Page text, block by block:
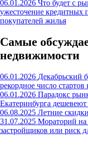
06.01.2026 Что будет с
ужесточение кредитных
покупателей жилья
Самые
недвижимости
06.01.2026 Декабрьский
рекордное число
06.01.2026 Парадокс
Екатеринбурга
06.08.2025 Летние
31.07.2025 Мораторий на
застройщиков или риск